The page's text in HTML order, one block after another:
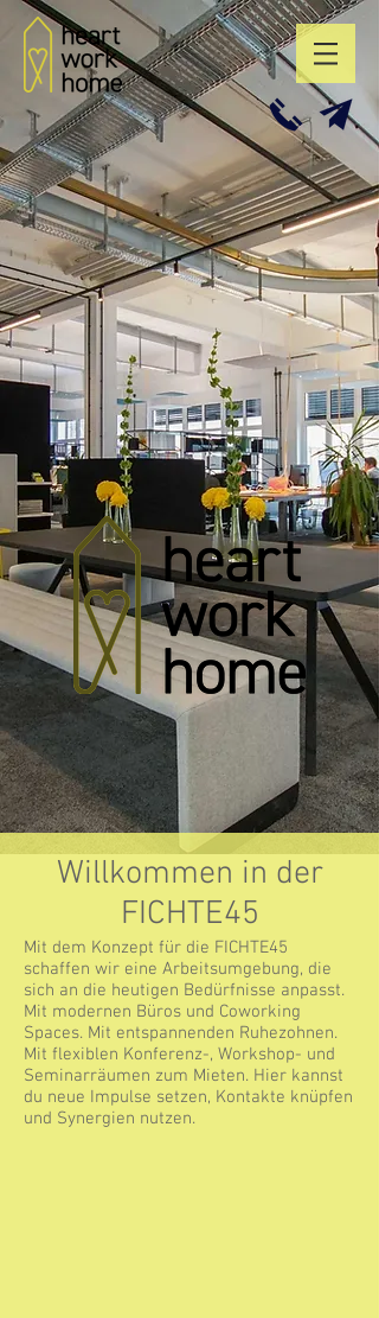
Willkommen in der
FICHTE45
Mit dem Konzept für die FICHTE45
schaffen wir eine Arbeitsumgebung, die
sich an die heutigen Bedürfnisse anpasst.
Mit modernen Büros und Coworking
Spaces. Mit entspannenden Ruhezohnen.
Mit flexiblen Konferenz-, Workshop- und
Seminarräumen zum Mieten. Hier kannst
du neue Impulse setzen, Kontakte knüpfen
und Synergien nutzen.